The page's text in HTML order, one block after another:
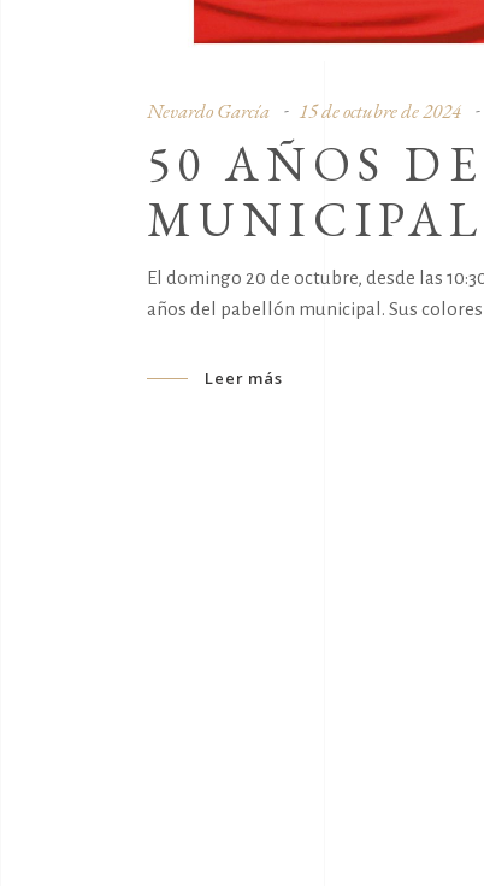
Nevardo García 15 de octubre de 2024
50 AÑOS
El domingo 20 de octubre, desde las
años del pabellón municipal. Sus
Leer más